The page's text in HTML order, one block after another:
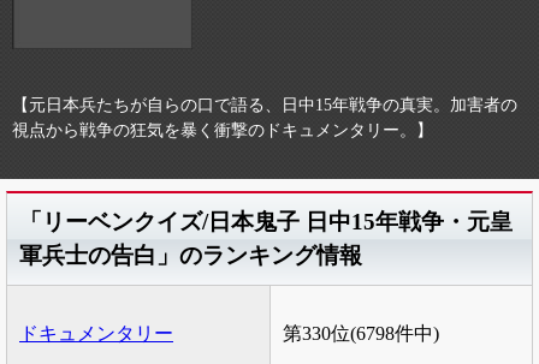
【元日本兵たちが自らの口で語る、日中15年戦争の真実。加害者の
視点から戦争の狂気を暴く衝撃のドキュメンタリー。】
「リーベンクイズ/日本鬼子 日中15年戦争・元皇
軍兵士の告白」のランキング情報
ドキュメンタリー 第330位(6798件中)